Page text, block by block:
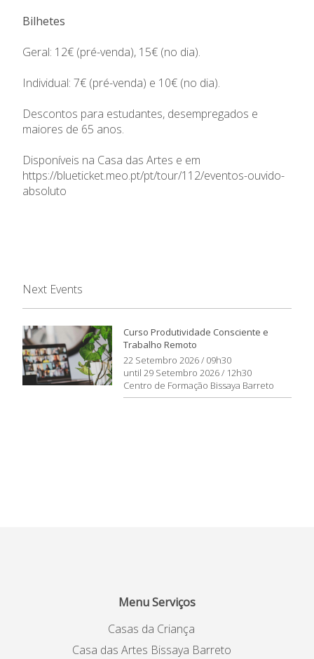
Bilhetes
Geral: 12€ (pré-venda), 15€ (no dia).
Individual: 7€ (pré-venda) e 10€ (no dia).
Descontos para estudantes, desempregados e
maiores de 65 anos.
Disponíveis na Casa das Artes e em
https://blueticket.meo.pt/pt/tour/112/eventos-ouvido-
absoluto
Next Events
Curso Produtividade Consciente e
Trabalho Remoto
22 Setembro 2026 / 09h30
until 29 Setembro 2026 / 12h30
Centro de Formação Bissaya Barreto
Menu Serviços
Casas da Criança
Casa das Artes Bissaya Barreto